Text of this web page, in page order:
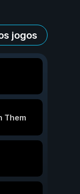
jogos
Them